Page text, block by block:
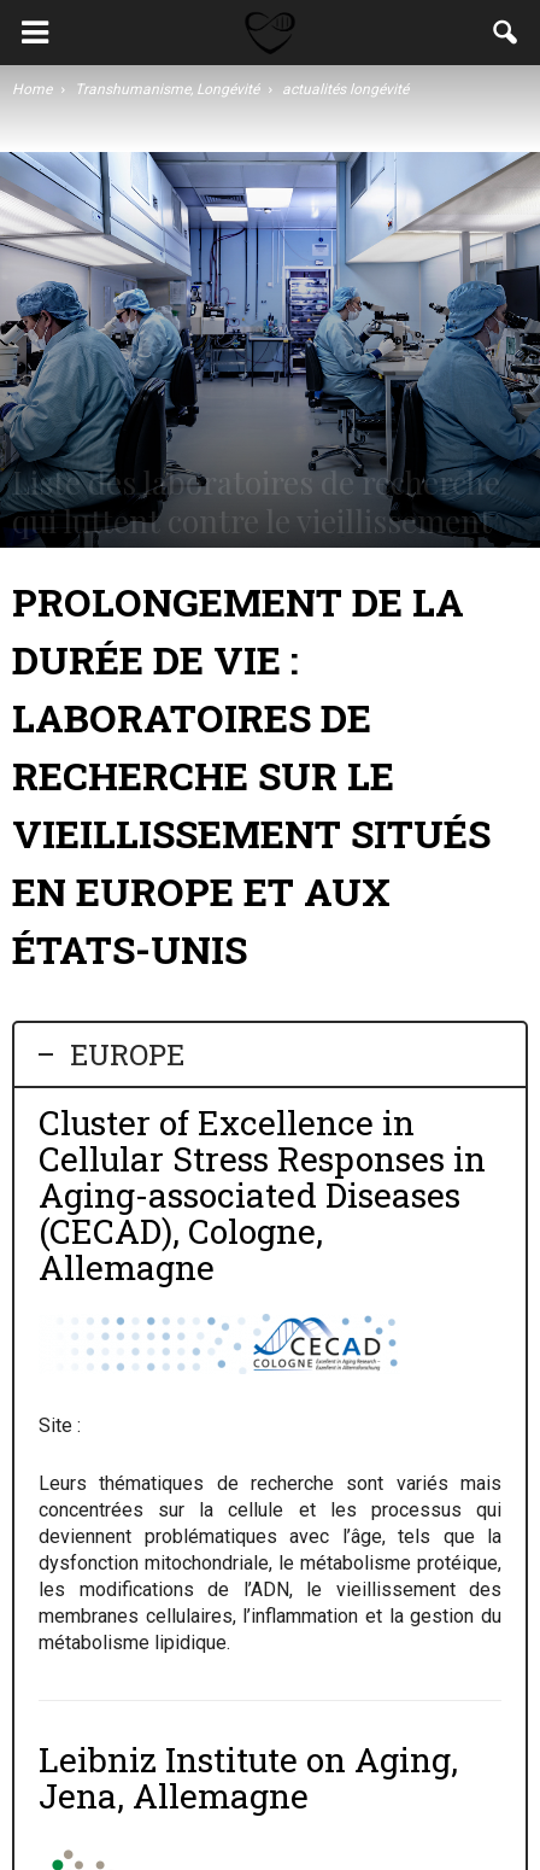
Home Transhumanisme, Longévité actualités longévité
Liste des laboratoires de recherche
qui luttent contre le vieillissement
PROLONGEMENT DE LA
DURÉE DE VIE :
LABORATOIRES DE
RECHERCHE SUR LE
VIEILLISSEMENT SITUÉS
EN EUROPE ET AUX
ÉTATS-UNIS
EUROPE
Cluster of Excellence in
Cellular Stress Responses in
Aging-associated Diseases
(CECAD), Cologne,
Allemagne
Site :
Leurs thématiques de recherche sont variés mais
concentrées sur la cellule et les processus qui
deviennent problématiques avec l’âge, tels que la
dysfonction mitochondriale, le métabolisme protéique,
les modifications de l’ADN, le vieillissement des
membranes cellulaires, l’inflammation et la gestion du
métabolisme lipidique.
Leibniz Institute on Aging,
Jena, Allemagne